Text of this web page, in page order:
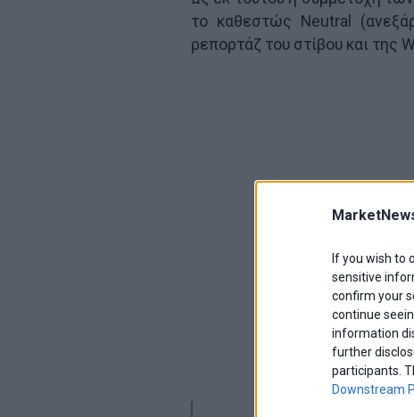
If you wish to
sensitive
confirm your
continue
information
further
participants.
Downstream
το καθεστώς Neutral
ρεπορτάζ του στίβου και της